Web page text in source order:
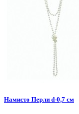
Намисто Перли d-0,7 см